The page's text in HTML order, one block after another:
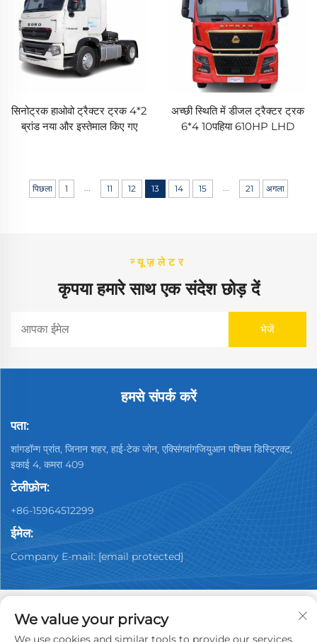
सिनोट्रक हाओवो ट्रैक्टर ट्रक 4*2
ब्रांड नया और इस्तेमाल किए गए
अच्छी स्थिति में डीजल ट्रैक्टर ट्रक
6*4 10पहिया 610HP LHD
पिछला 1 ... 11 12 13 14 15 ... 21 अगला
न्यूज़लेटर
कृपया हमारे साथ एक संदेश छोड़ दें
हमसे संपर्क करें
पता:
शांगडॉन्ग प्रांत, जिनान शहर, हाई-टेक जोन, एक्सिंगवांगजियुआन पश्चिम डिस्ट्रिक्ट,
इकाई 4, कमरा 409
टेलीफ़ोन:
+86-15964512299
ईमेल:
Company E-mail: [email protected]
We value your privacy
We use cookies and similar tools to provide our services.